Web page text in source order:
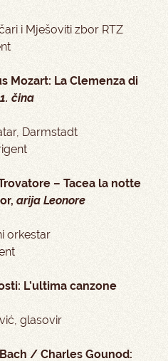
i Mješoviti zbor RTZ
Mozart: La Clemenza di
čina
Darmstadt
– Tacea la notte
arija Leonore
orkestar
L’ultima canzone
glasovir
/ Charles Gounod: